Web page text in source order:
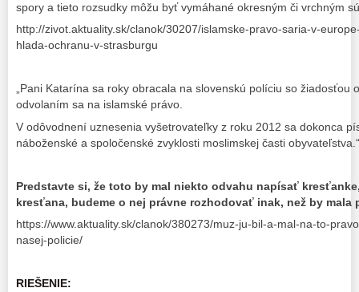
spory a tieto rozsudky môžu byť vymáhané okresným či vrchným
http://zivot.aktuality.sk/clanok/30207/islamske-pravo-saria-v-
hlada-ochranu-v-strasburgu
„Pani Katarína sa roky obracala na slovenskú políciu so žiadosťou
odvolaním sa na islamské právo.
V odôvodnení uznesenia vyšetrovateľky z roku 2012 sa dokonca
náboženské a spoločenské zvyklosti moslimskej časti obyvateľstva.“
Predstavte si, že toto by mal niekto odvahu napísať
kresťana, budeme o nej právne rozhodovať inak, než by mala
https://www.aktuality.sk/clanok/380273/muz-ju-bil-a-mal-na-to-
nasej-policie/
RIEŠENIE: